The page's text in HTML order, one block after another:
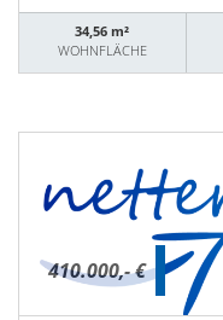
34,56 m²
WOHNFLÄCHE
410.000,- €